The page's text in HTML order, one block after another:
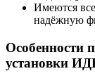
Имеются
надёжную
Особенности
установки